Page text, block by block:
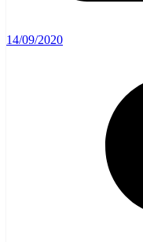
14/09/2020